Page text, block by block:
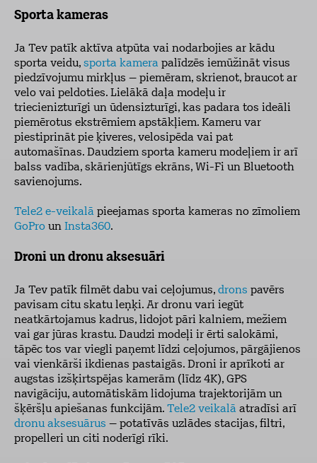
Sporta kameras
Ja Tev patīk aktīva atpūta vai nodarbojies ar kādu
sporta veidu, sporta kamera palīdzēs iemūžināt visus
piedzīvojumu mirkļus – piemēram, skrienot, braucot ar
velo vai peldoties. Lielākā daļa modeļu ir
triecienizturīgi un ūdensizturīgi, kas padara tos ideāli
piemērotus ekstrēmiem apstākļiem. Kameru var
piestiprināt pie ķiveres, velosipēda vai pat
automašīnas. Daudziem sporta kameru modeļiem ir arī
balss vadība, skārienjūtīgs ekrāns, Wi-Fi un Bluetooth
savienojums.
Tele2 e-veikalā pieejamas sporta kameras no zīmoliem
GoPro un Insta360.
Droni un dronu aksesuāri
Ja Tev patīk filmēt dabu vai ceļojumus, drons pavērs
pavisam citu skatu leņķi. Ar dronu vari iegūt
neatkārtojamus kadrus, lidojot pāri kalniem, mežiem
vai gar jūras krastu. Daudzi modeļi ir ērti salokāmi,
tāpēc tos var viegli paņemt līdzi ceļojumos, pārgājienos
vai vienkārši ikdienas pastaigās. Droni ir aprīkoti ar
augstas izšķirtspējas kamerām (līdz 4K), GPS
navigāciju, automātiskām lidojuma trajektorijām un
šķēršļu apiešanas funkcijām. Tele2 veikalā atradīsi arī
dronu aksesuārus – potatīvās uzlādes stacijas, filtri,
propelleri un citi noderīgi rīki.